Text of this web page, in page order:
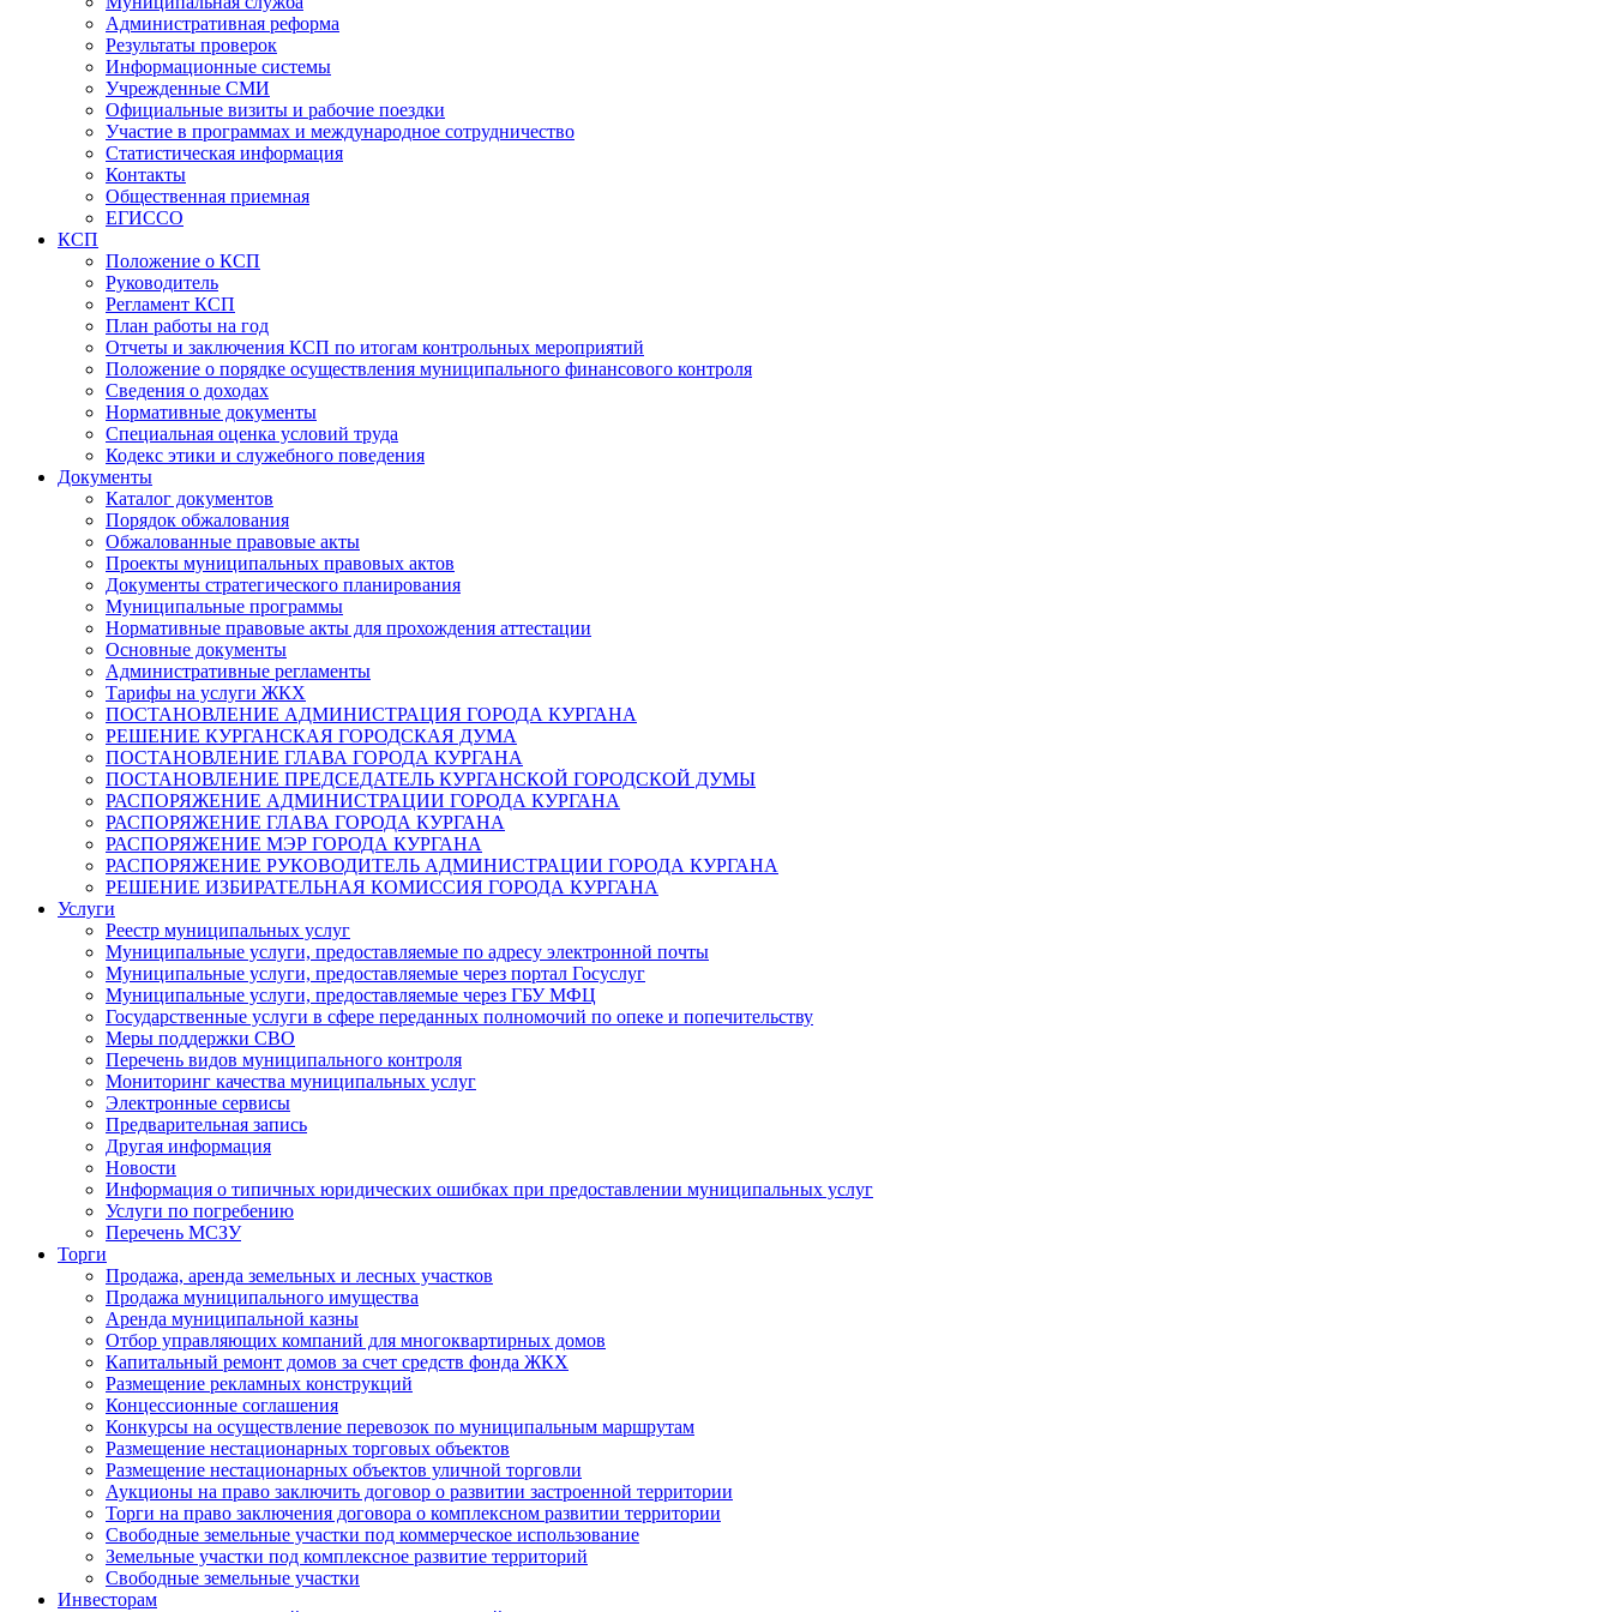
Административная реформа
Результаты проверок
Информационные системы
Учрежденные СМИ
Официальные визиты и рабочие поездки
Участие в программах и международное сотрудничество
Статистическая информация
Контакты
Общественная приемная
ЕГИССО
КСП
Положение о КСП
Руководитель
Регламент КСП
План работы на год
Отчеты и заключения КСП по итогам контрольных мероприятий
Положение о порядке осуществления муниципального финансового контроля
Сведения о доходах
Нормативные документы
Специальная оценка условий труда
Кодекс этики и служебного поведения
Документы
Каталог документов
Порядок обжалования
Обжалованные правовые акты
Проекты муниципальных правовых актов
Документы стратегического планирования
Муниципальные программы
Нормативные правовые акты для прохождения аттестации
Основные документы
Административные регламенты
Тарифы на услуги ЖКХ
ПОСТАНОВЛЕНИЕ АДМИНИСТРАЦИЯ ГОРОДА КУРГАНА
РЕШЕНИЕ КУРГАНСКАЯ ГОРОДСКАЯ ДУМА
ПОСТАНОВЛЕНИЕ ГЛАВА ГОРОДА КУРГАНА
ПОСТАНОВЛЕНИЕ ПРЕДСЕДАТЕЛЬ КУРГАНСКОЙ ГОРОДСКОЙ ДУМЫ
РАСПОРЯЖЕНИЕ АДМИНИСТРАЦИИ ГОРОДА КУРГАНА
РАСПОРЯЖЕНИЕ ГЛАВА ГОРОДА КУРГАНА
РАСПОРЯЖЕНИЕ МЭР ГОРОДА КУРГАНА
РАСПОРЯЖЕНИЕ РУКОВОДИТЕЛЬ АДМИНИСТРАЦИИ ГОРОДА КУРГАНА
РЕШЕНИЕ ИЗБИРАТЕЛЬНАЯ КОМИССИЯ ГОРОДА КУРГАНА
Услуги
Реестр муниципальных услуг
Муниципальные услуги, предоставляемые по адресу электронной почты
Муниципальные услуги, предоставляемые через портал Госуслуг
Муниципальные услуги, предоставляемые через ГБУ МФЦ
Государственные услуги в сфере переданных полномочий по опеке и попечительству
Меры поддержки СВО
Перечень видов муниципального контроля
Мониторинг качества муниципальных услуг
Электронные сервисы
Предварительная запись
Другая информация
Новости
Информация о типичных юридических ошибках при предоставлении муниципальных услуг
Услуги по погребению
Перечень МСЗУ
Торги
Продажа, аренда земельных и лесных участков
Продажа муниципального имущества
Аренда муниципальной казны
Отбор управляющих компаний для многоквартирных домов
Капитальный ремонт домов за счет средств фонда ЖКХ
Размещение рекламных конструкций
Концессионные соглашения
Конкурсы на осуществление перевозок по муниципальным маршрутам
Размещение нестационарных торговых объектов
Размещение нестационарных объектов уличной торговли
Аукционы на право заключить договор о развитии застроенной территории
Торги на право заключения договора о комплексном развитии территории
Свободные земельные участки под коммерческое использование
Земельные участки под комплексное развитие территорий
Свободные земельные участки
Инвесторам